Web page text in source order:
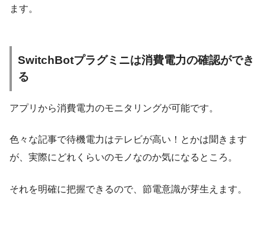
ます。
SwitchBotプラグミニは消費電力の確認ができ
る
アプリから消費電力のモニタリングが可能です。
色々な記事で待機電力はテレビが高い！とかは聞きます
が、実際にどれくらいのモノなのか気になるところ。
それを明確に把握できるので、節電意識が芽生えます。